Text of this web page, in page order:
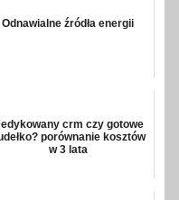
Odnawialne źródła energii
crm czy gotowe
porównanie kosztów
w 3 lata